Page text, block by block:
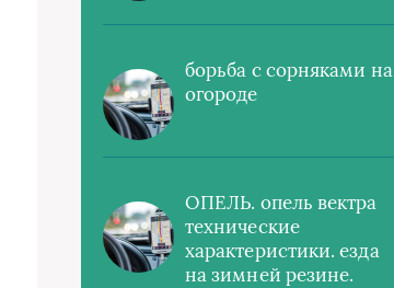
борьба с сорняками на
огороде
ОПЕЛЬ. опель вектра
технические
характеристики. езда
на зимней резине.